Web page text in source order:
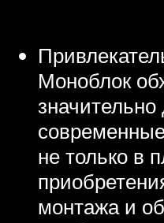
Моноблок
не только в
монтажа и